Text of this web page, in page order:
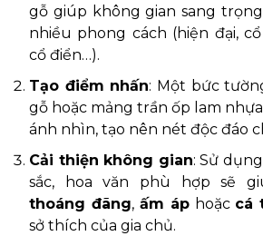
gỗ giúp không gian sang
nhiều phong cách (hiện đại,
cổ điển…).
Tạo điểm nhấn: Một bức
gỗ hoặc mảng trần ốp lam
ánh nhìn, tạo nên nét độc đáo
Cải thiện không gian: Sử
sắc, hoa văn phù hợp sẽ
thoáng đãng, ấm áphoặc cá
sở thích của gia chủ.